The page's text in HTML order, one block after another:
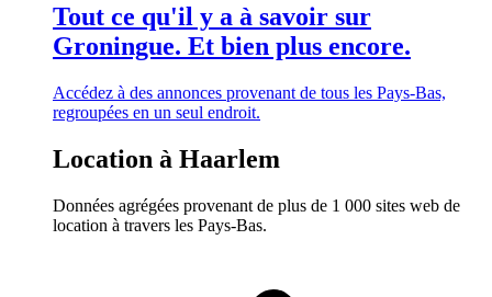
Tout ce qu'il y a à savoir sur
Groningue. Et bien plus encore.
Accédez à des annonces provenant de tous les Pays-Bas,
regroupées en un seul endroit.
Location à Haarlem
Données agrégées provenant de plus de 1 000 sites web de
location à travers les Pays-Bas.